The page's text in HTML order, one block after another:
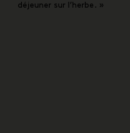
déjeuner sur l’herbe. »